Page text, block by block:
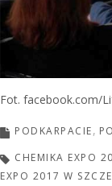
Fot. facebook.com/
PODKARPACIE
CHEMIKA EXPO
EXPO 2017 W